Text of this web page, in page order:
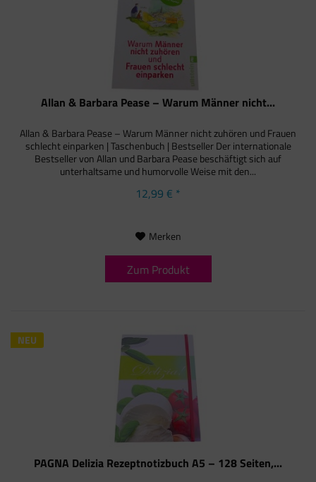
Allan & Barbara Pease – Warum Männer nicht...
Allan & Barbara Pease – Warum Männer nicht zuhören und Frauen
schlecht einparken | Taschenbuch | Bestseller Der internationale
Bestseller von Allan und Barbara Pease beschäftigt sich auf
unterhaltsame und humorvolle Weise mit den...
12,99 € *
Merken
Zum Produkt
NEU
PAGNA Delizia Rezeptnotizbuch A5 – 128 Seiten,...